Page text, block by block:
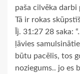
paša cilvēka darbi
Tā ir rokas
Īj. 31:27 28 saka:
ļāvies
būtu pacēlis, tos
noziegums.. jo es